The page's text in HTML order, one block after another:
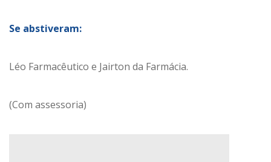
Se abstiveram:
Léo Farmacêutico e Jairton da Farmácia.
(Com assessoria)